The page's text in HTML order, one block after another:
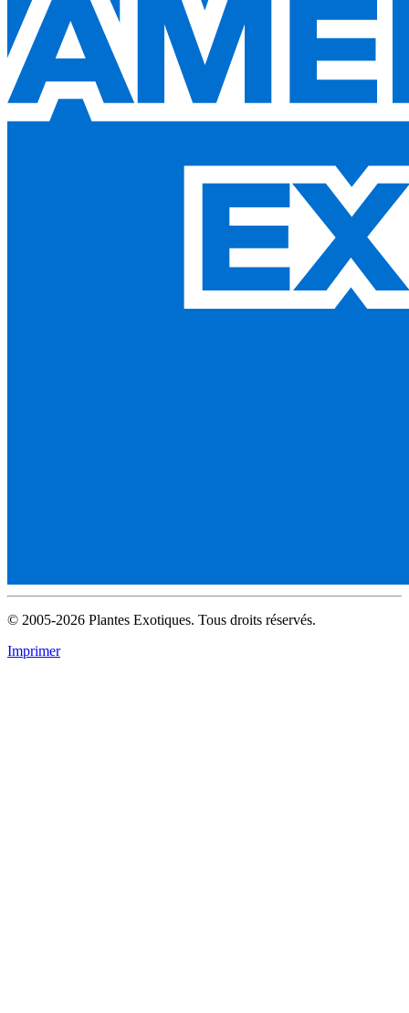
© 2005-2026 Plantes Exotiques. Tous droits réservés.
Imprimer